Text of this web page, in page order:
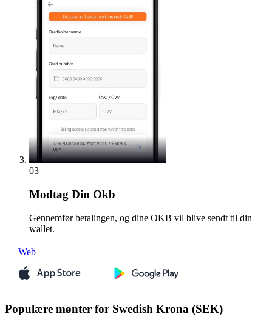
03
Modtag Din Okb
Gennemfør betalingen, og dine OKB vil blive sendt til din
wallet.
Web
Populære mønter for Swedish Krona (SEK)